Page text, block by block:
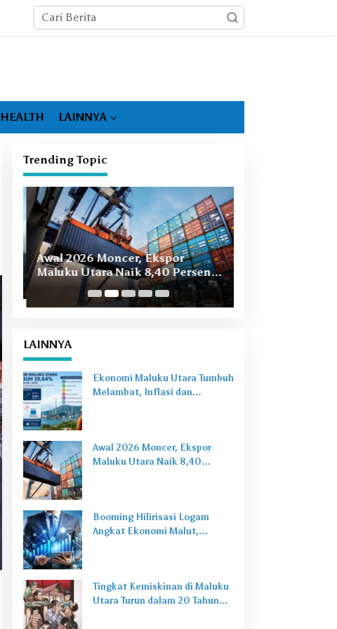
HEALTH LAINNYA
Trending Topic
Awal 2026 Moncer, Ekspor
Maluku Utara Naik 8,40 Persen
Ditopang Nikel dan HS 28
LAINNYA
Ekonomi Maluku Utara Tumbuh
Melambat, Inflasi dan
Awal 2026 Moncer, Ekspor
Maluku Utara Naik 8,40
Booming Hilirisasi Logam
Angkat Ekonomi Malut,
Tingkat Kemiskinan di Maluku
Utara Turun dalam 20 Tahun